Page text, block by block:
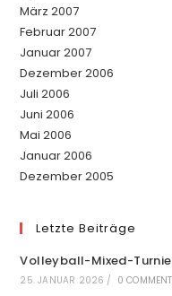
März 2007
Februar 2007
Januar 2007
Dezember 2006
Juli 2006
Juni 2006
Mai 2006
Januar 2006
Dezember 2005
Letzte Beiträge
Volleyball-Mixed-
25. JANUAR 2026 / 0